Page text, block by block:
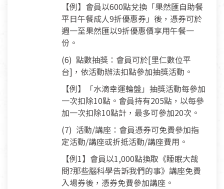
【例】會員以600點兌換「果然匯自助餐
平日午餐成人9折優惠券」後，憑券可於
週一至果然匯以9折優惠價享用午餐一
份。
(6) 點數抽獎：會員可於[里仁數位平
台]，依活動辦法扣點參加抽獎活動。
【例】「水滴幸運輪盤」抽獎活動每參加
一次扣除10點。會員持有205點，以每參
加一次扣除10點計，最多可參加20次。
(7) 活動/講座：會員憑券可免費參加指
定活動/講座或折抵活動/講座費用。
【例1】會員以1,000點換取《睡眠大哉
問?那些腦科學告訴我們的事》講座免費
入場券後，憑券免費參加講座。